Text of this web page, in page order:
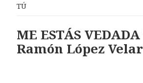
TÚ
ME ESTÁS
Ramón López